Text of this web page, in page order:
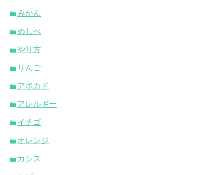
みかん
めしべ
やり方
りんご
アボカド
アレルギー
イチゴ
オレンジ
カシス